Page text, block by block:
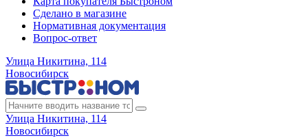
Сделано в магазине
Нормативная документация
Вопрос-ответ
Улица Никитина, 114
Новосибирск
Улица Никитина, 114
Новосибирск